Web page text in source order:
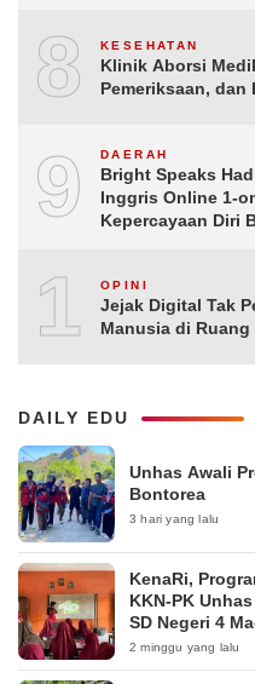
8 KESEHATAN
Klinik Aborsi
Pemeriksaan,
9 DAERAH
Bright Speaks
Inggris Online 1-
Kepercayaan Diri
10
OPINI
Jejak Digital Tak
Manusia di Ruang
DAILY EDU
Unhas Awali
Bontorea
3 hari yang lalu
KenaRi,
KKN-PK
SD Negeri 4
2 minggu yang lalu